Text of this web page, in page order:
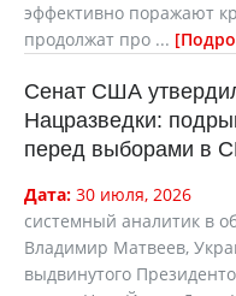
эффективно поражают
продолжат про ...
Сенат США
Нацразведки:
перед выборами в
Дата: 30 июля, 2026
cистемный аналитик в
Владимир Матвеев,
выдвинутого